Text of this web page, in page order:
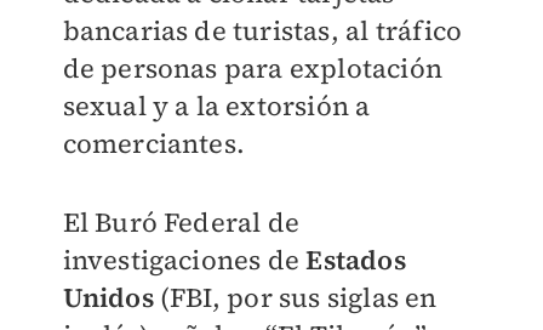
bancarias de turistas, al tráfico
de personas para explotación
sexual y a la extorsión a
comerciantes.
El Buró Federal de
investigaciones deEstados
Unidos(FBI, por sus siglas en